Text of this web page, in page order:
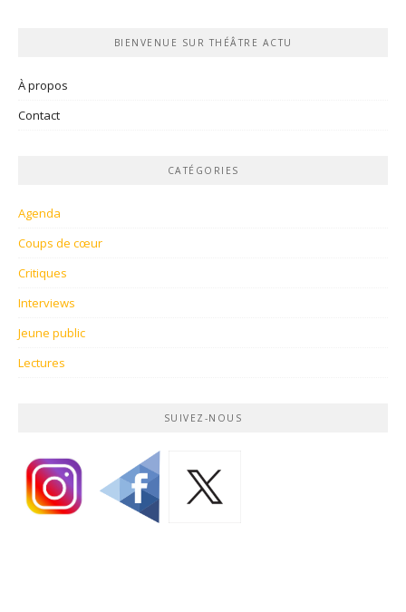
BIENVENUE SUR THÉÂTRE ACTU
À propos
Contact
CATÉGORIES
Agenda
Coups de cœur
Critiques
Interviews
Jeune public
Lectures
SUIVEZ-NOUS